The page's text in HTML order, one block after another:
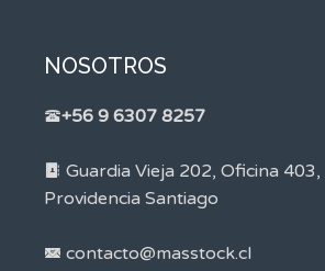
NOSOTROS
+56 9 6307 8257
Guardia Vieja 202, Oficina 403,
Providencia Santiago
contacto@masstock.cl